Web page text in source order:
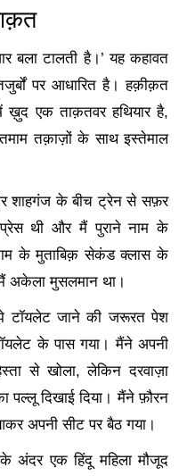
बला टालती है। ’यह कहावत
पर आधारित है। हक़ीक़त
एक ताक़तवर हथियार है,
तक़ाज़ों के साथ इस्तेमाल
शाहगंज के बीच ट्रेन से सफ़र
थी और मैं पुराने नाम के
के मुताबिक़ सेकंड क्लास के
अकेला मुसलमान था।
टॉयलेट जाने की जरूरत पेश
के पास गया। मैंने अपनी
से खोला,लेकिन दरवाज़ा
दिखाई दिया। मैंने फ़ौरन
अपनी सीट पर बैठ गया।
अंदर एक हिंदू महिला मौजूद